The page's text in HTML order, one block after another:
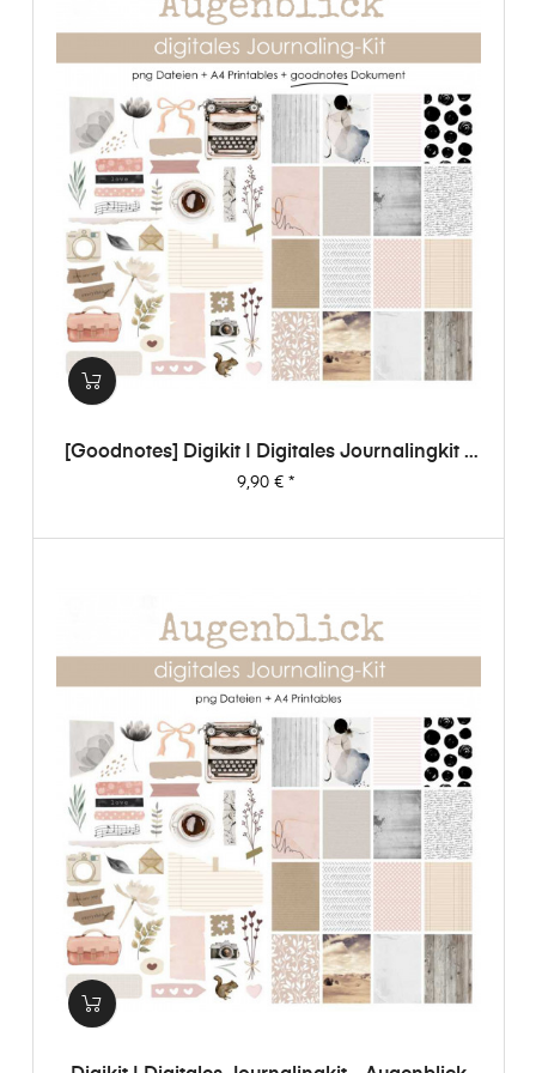
[Goodnotes] Digikit | Digitales Journalingkit -
Augenblick
Preis
9,90 €*